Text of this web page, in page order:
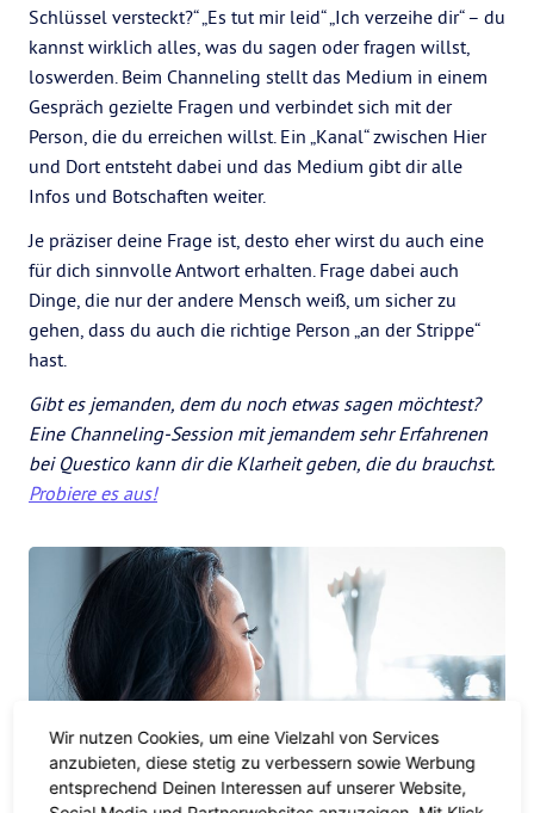
Schlüssel versteckt?“ „Es tut mir leid“ „Ich verzeihe dir“ – du
kannst wirklich alles, was du sagen oder fragen willst,
loswerden. Beim Channeling stellt das Medium in einem
Gespräch gezielte Fragen und verbindet sich mit der
Person, die du erreichen willst. Ein „Kanal“ zwischen Hier
und Dort entsteht dabei und das Medium gibt dir alle
Infos und Botschaften weiter.
Je präziser deine Frage ist, desto eher wirst du auch eine
für dich sinnvolle Antwort erhalten. Frage dabei auch
Dinge, die nur der andere Mensch weiß, um sicher zu
gehen, dass du auch die richtige Person „an der Strippe“
hast.
Gibt es jemanden, dem du noch etwas sagen möchtest?
Eine Channeling-Session mit jemandem sehr Erfahrenen
bei Questico kann dir die Klarheit geben, die du brauchst.
Probiere es aus!
Wir nutzen Cookies, um eine Vielzahl von Services
anzubieten, diese stetig zu verbessern sowie Werbung
entsprechend Deinen Interessen auf unserer Website,